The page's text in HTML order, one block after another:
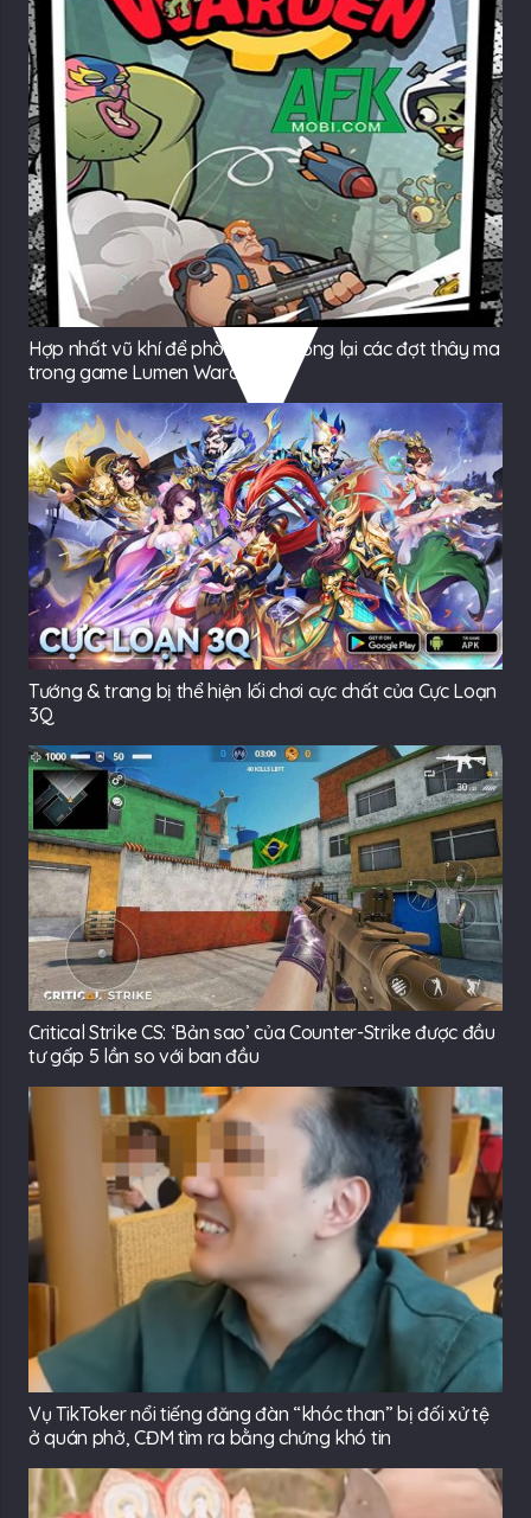
Hợp nhất vũ khí để phòng thủ chống lại các đợt thây ma
trong game Lumen Warden
Tướng & trang bị thể hiện lối chơi cực chất của Cực Loạn
3Q
Critical Strike CS: ‘Bản sao’ của Counter-Strike được đầu
tư gấp 5 lần so với ban đầu
Vụ TikToker nổi tiếng đăng đàn “khóc than” bị đối xử tệ
ở quán phở, CĐM tìm ra bằng chứng khó tin